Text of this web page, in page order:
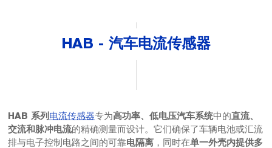
HAB - 汽车电流传感器
HAB 系列 电流传感器专为高功率、低电压汽车系统中的直流、
交流和脉冲电流的精确测量而设计。它们确保了车辆电池或汇流
排与电子控制电路之间的可靠电隔离 ，同时在单一外壳内提供多